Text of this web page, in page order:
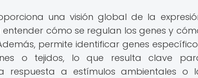
una visión global de la
cómo se regulan los genes y
permite identificar genes
o tejidos, lo que resulta clave
respuesta a estímulos ambientales o